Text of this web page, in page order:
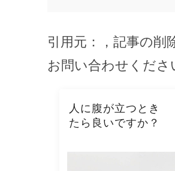
引用元：
，記事の
お問い合わせくださ
人に腹が立つとき
たら良いですか？